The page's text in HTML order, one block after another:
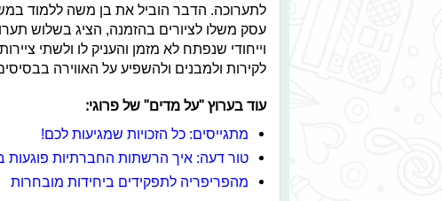
לתערוכה. הדבר הוביל את בן משה ללמוד
עסק משלו לציורים בהזמנה, הציג בשלוש
וייחודי שנפתח לא מזמן והעניק לו ולשתי
לקירות ולמבנים ולהשפיע על האווירה
עוד בערוץ "על מדים" של פרוגי:
מתגייסים: כל הזכויות שמגיעות לכם!
טור דעה: איך הרשתות החברתיות פוגעות
מהפריפריה לתפקידים ביחידות מובחרות